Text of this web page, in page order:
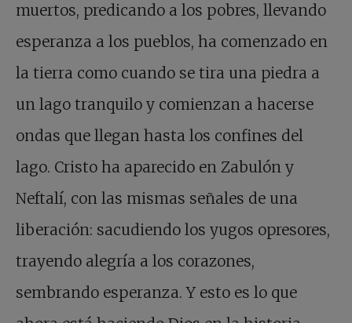
muertos, predicando a los pobres, llevando
esperanza a los pueblos, ha comenzado en
la tierra como cuando se tira una piedra a
un lago tranquilo y comienzan a hacerse
ondas que llegan hasta los confines del
lago. Cristo ha aparecido en Zabulón y
Neftalí, con las mismas señales de una
liberación: sacudiendo los yugos opresores,
trayendo alegría a los corazones,
sembrando esperanza. Y esto es lo que